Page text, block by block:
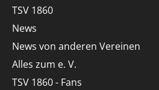
TSV 1860
News
News von anderen Vereinen
Alles zum e. V.
TSV 1860 - Fans